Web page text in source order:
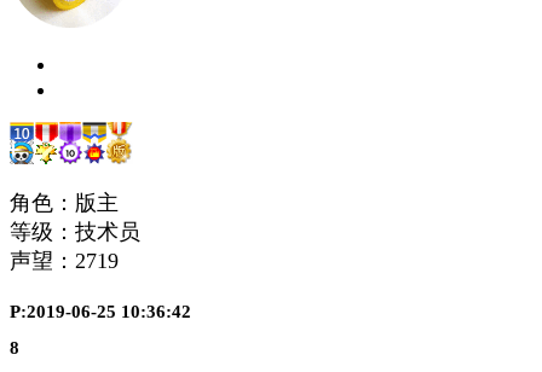
角色：版主
等级：技术员
声望： 2719
P:2019-06-25 10:36:42
8